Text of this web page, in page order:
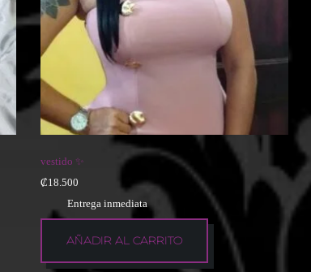
vestido ✨
₡18.500
Entrega inmediata
AÑADIR AL CARRITO